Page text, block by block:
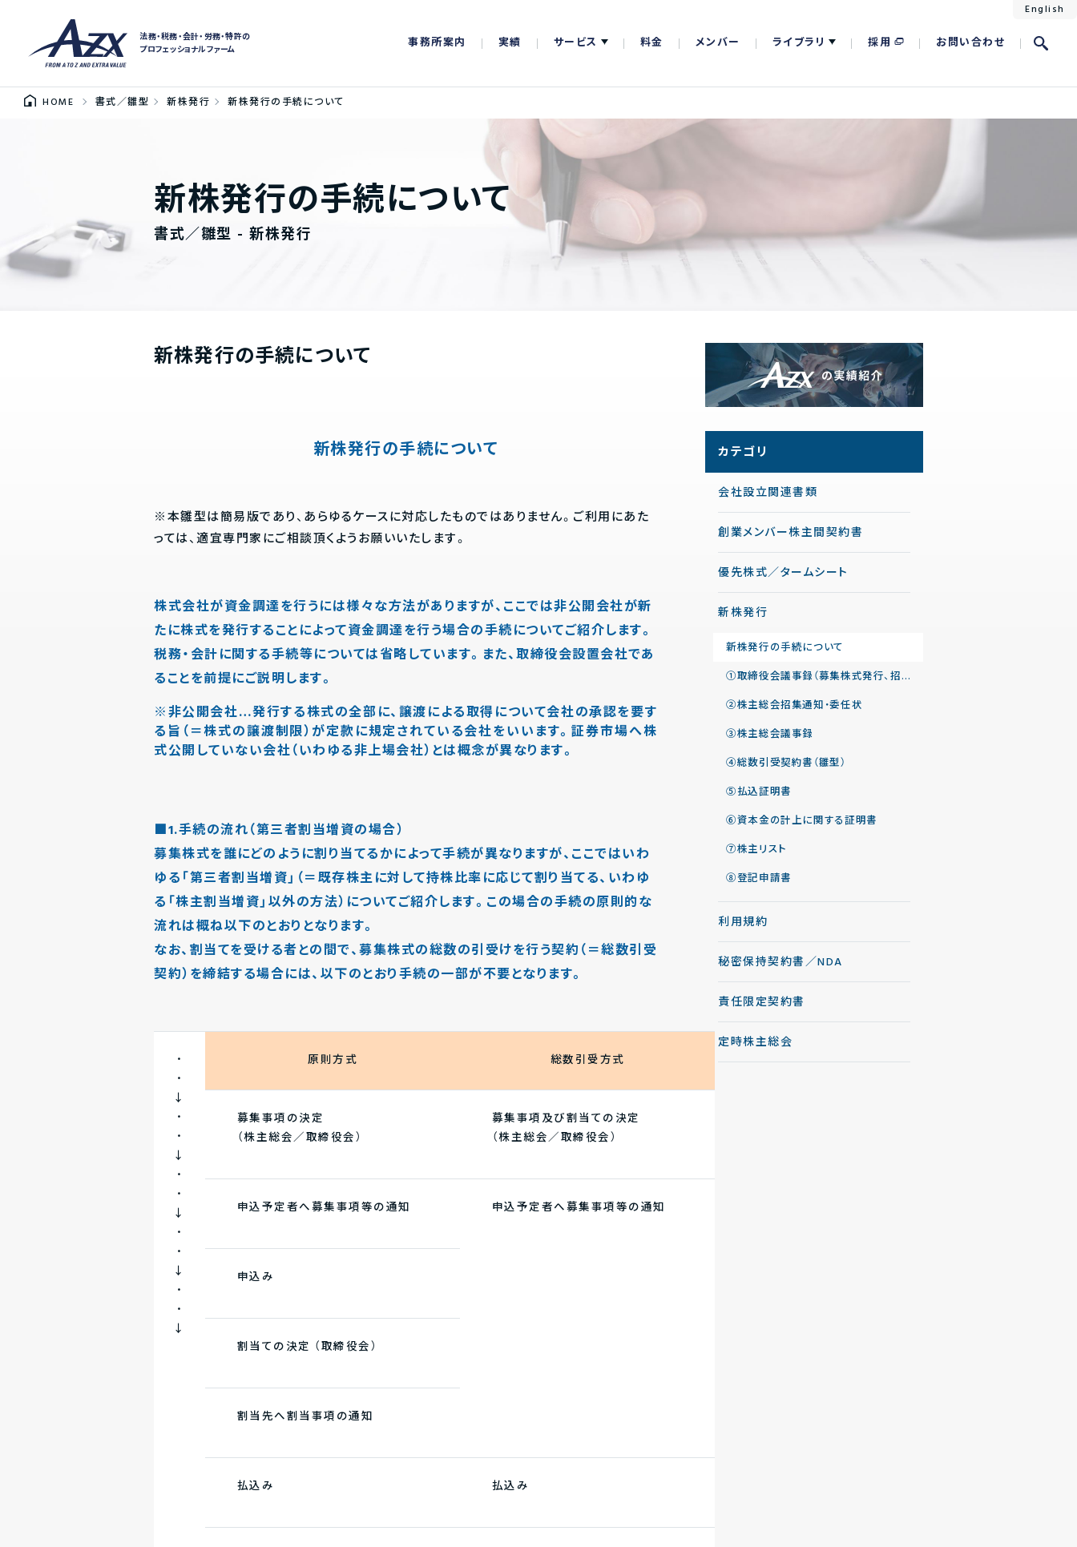
法務・税務・会計・労務・特許の
プロフェッショナルファーム
事務所案内 実績 サービス 料金 メンバー ライブラリ 採用 お問い合わせ
English
HOME 書式／雛型 新株発行 新株発行の手続について
新株発行の手続について
書式／雛型 - 新株発行
新株発行の手続について
新株発行の手続について
※本雛型は簡易版であり、あらゆるケースに対応したものではありません。ご利用にあた
っては、適宜専門家にご相談頂くようお願いいたします。
株式会社が資金調達を行うには様々な方法がありますが、ここでは非公開会社が新
たに株式を発行することによって資金調達を行う場合の手続についてご紹介します。
税務・会計に関する手続等については省略しています。また、取締役会設置会社であ
ることを前提にご説明します。
※非公開会社…発行する株式の全部に、譲渡による取得について会社の承認を要す
る旨（＝株式の譲渡制限）が定款に規定されている会社をいいます。証券市場へ株
式公開していない会社（いわゆる非上場会社）とは概念が異なります。
■1.手続の流れ（第三者割当増資の場合）
募集株式を誰にどのように割り当てるかによって手続が異なりますが、ここではいわ
ゆる「第三者割当増資」（＝既存株主に対して持株比率に応じて割り当てる、いわゆ
る「株主割当増資」以外の方法）についてご紹介します。この場合の手続の原則的な
流れは概ね以下のとおりとなります。
なお、割当てを受ける者との間で、募集株式の総数の引受けを行う契約（＝総数引受
契約）を締結する場合には、以下のとおり手続の一部が不要となります。
・
・
↓
・
・
↓
・
・
↓
・
・
↓
・
・
↓
原則方式 総数引受方式
募集事項の決定
（株主総会／取締役会）
募集事項及び割当ての決定
（株主総会／取締役会）
申込予定者へ募集事項等の通知 申込予定者へ募集事項等の通知
申込み
割当ての決定 （取締役会）
割当先へ割当事項の通知
払込み 払込み
カテゴリ
会社設立関連書類
創業メンバー株主間契約書
優先株式／タームシート
新株発行
新株発行の手続について
①取締役会議事録（募集株式発行、招集決定等）
②株主総会招集通知・委任状
③株主総会議事録
④総数引受契約書（雛型）
⑤払込証明書
⑥資本金の計上に関する証明書
⑦株主リスト
⑧登記申請書
利用規約
秘密保持契約書／NDA
責任限定契約書
定時株主総会